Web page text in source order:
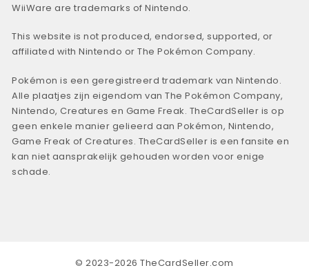
WiiWare are trademarks of Nintendo.
This website is not produced, endorsed, supported, or
affiliated with Nintendo or The Pokémon Company.
Pokémon is een geregistreerd trademark van Nintendo.
Alle plaatjes zijn eigendom van The Pokémon Company,
Nintendo, Creatures en Game Freak. TheCardSeller is op
geen enkele manier gelieerd aan Pokémon, Nintendo,
Game Freak of Creatures. TheCardSeller is een fansite en
kan niet aansprakelijk gehouden worden voor enige
schade.
© 2023-2026 TheCardSeller.com